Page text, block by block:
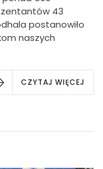
43
postanowiło
naszych
CZYTAJ WIĘCEJ